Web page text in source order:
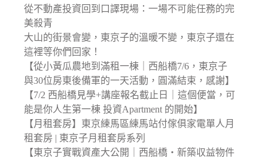
從不動產投資回到口譯現場：一場不可能任務的完
美殺青
大山的街景會變，東京子的溫暖不變，東京子還在
這裡等你們回家！
【從小黃瓜農地到滿租一棟｜西船橋7/6，東京子
與30位房東後備軍的一天活動，圓滿結束，感謝】
【7/2 西船橋見學+講座報名截止日｜這個便當，可
能是你人生第一棟 投資Apartment 的開始】
【月租套房】東京練馬區練馬站付傢俱家電單人月
租套房 | 東京子月租套房系列
【東京子實戰資產大公開｜西船橋・新築収益物件